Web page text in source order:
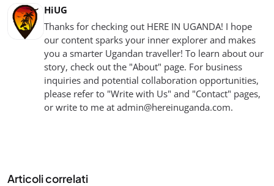
HiUG
Thanks for checking out HERE IN UGANDA! I hope
our content sparks your inner explorer and makes
you a smarter Ugandan traveller! To learn about our
story, check out the "About" page. For business
inquiries and potential collaboration opportunities,
please refer to "Write with Us" and "Contact" pages,
or write to me at admin@hereinuganda.com.
Articoli correlati